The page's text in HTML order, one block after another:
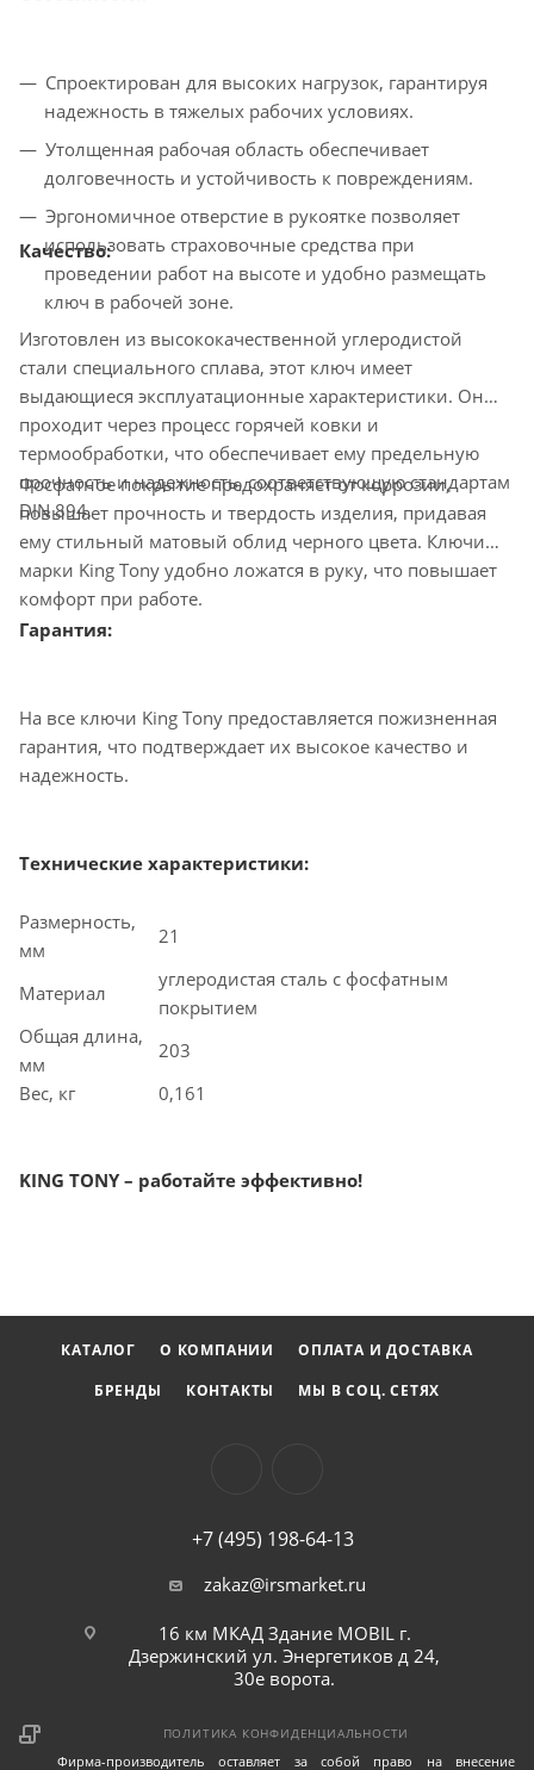
Спроектирован для высоких нагрузок, гарантируя
надежность в тяжелых рабочих условиях.
Утолщенная рабочая область обеспечивает
долговечность и устойчивость к повреждениям.
Эргономичное отверстие в рукоятке позволяет
использовать страховочные средства при
проведении работ на высоте и удобно размещать
ключ в рабочей зоне.
Качество:
Изготовлен из высококачественной углеродистой
стали специального сплава, этот ключ имеет
выдающиеся эксплуатационные характеристики. Он
проходит через процесс горячей ковки и
термообработки, что обеспечивает ему предельную
прочность и надежность, соответствующую стандартам
DIN 894.
Фосфатное покрытие предохраняет от коррозии,
повышает прочность и твердость изделия, придавая
ему стильный матовый облид черного цвета. Ключи
марки King Tony удобно ложатся в руку, что повышает
комфорт при работе.
Гарантия:
На все ключи King Tony предоставляется пожизненная
гарантия, что подтверждает их высокое качество и
надежность.
Технические характеристики:
Размерность,
мм
21
Материал
углеродистая сталь с фосфатным
покрытием
Общая длина,
мм
203
Вес, кг
0,161
KING TONY – работайте эффективно!
КАТАЛОГ О КОМПАНИИ
ОПЛАТА И ДОСТАВКА
БРЕНДЫ
КОНТАКТЫ МЫ В СОЦ. СЕТЯХ
+7 (495) 198-64-13
zakaz@irsmarket.ru
16 км МКАД Здание MOBIL г.
Дзержинский ул. Энергетиков д 24,
30е ворота.
ПОЛИТИКА КОНФИДЕНЦИАЛЬНОСТИ
Фирма-производитель оставляет за собой право на внесение